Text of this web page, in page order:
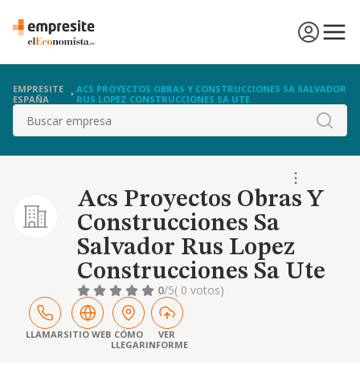
EMPRESITE
ESPAÑA
ACS PROYECTOS OBRAS Y CONSTRUCCIONES SA SALVADOR
RUS LOPEZ CONSTRUCCIONES SA UTE
Buscar
Acs Proyectos Obras Y
Construcciones Sa
Salvador Rus Lopez
Construcciones Sa Ute
0/5( 0 votos)
LLAMARSITIO WEB CÓMO
LLEGAR
VER
INFORME